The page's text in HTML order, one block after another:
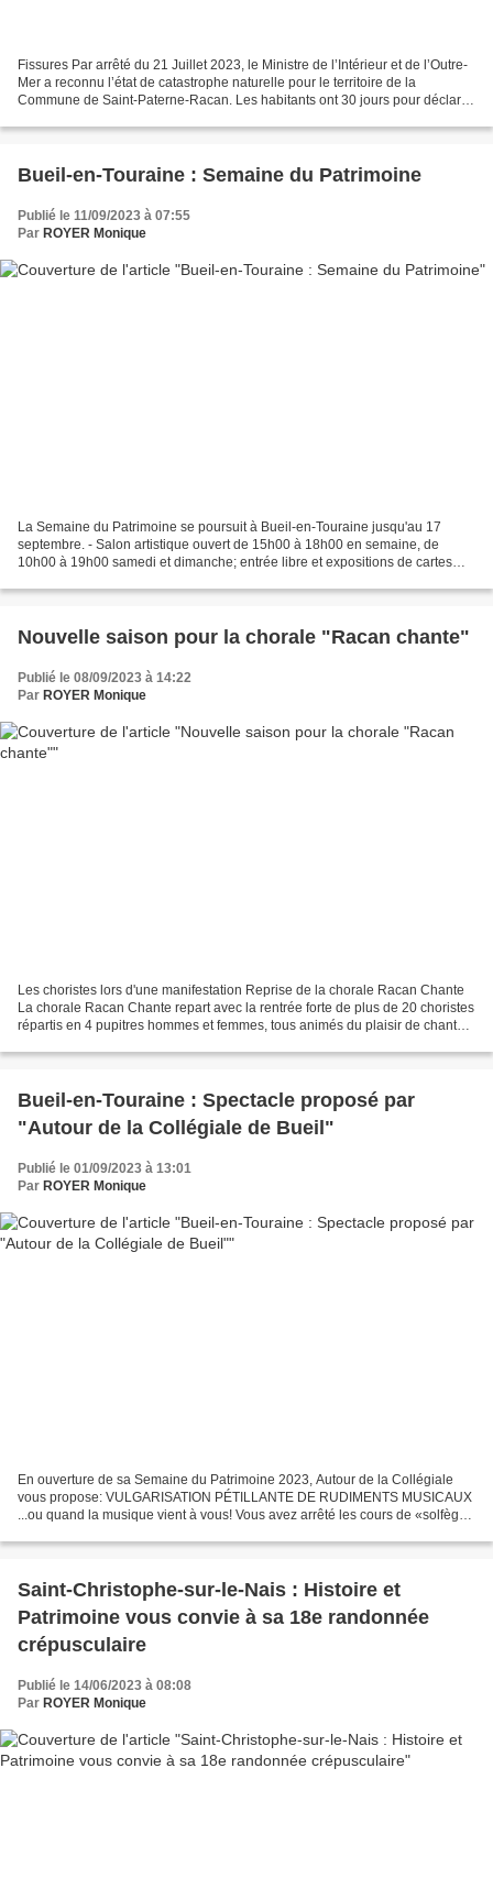
Fissures Par arrêté du 21 Juillet 2023, le Ministre de l’Intérieur et de l’Outre-
Mer a reconnu l’état de catastrophe naturelle pour le territoire de la
Commune de Saint-Paterne-Racan. Les habitants ont 30 jours pour déclarer
Bueil-en-Touraine : Semaine du Patrimoine
Publié le 11/09/2023 à 07:55
Par ROYER Monique
La Semaine du Patrimoine se poursuit à Bueil-en-Touraine jusqu'au 17
septembre. - Salon artistique ouvert de 15h00 à 18h00 en semaine, de
10h00 à 19h00 samedi et dimanche; entrée libre et expositions de cartes
Nouvelle saison pour la chorale "Racan chante"
Publié le 08/09/2023 à 14:22
Par ROYER Monique
Les choristes lors d'une manifestation Reprise de la chorale Racan Chante
La chorale Racan Chante repart avec la rentrée forte de plus de 20 choristes
répartis en 4 pupitres hommes et femmes, tous animés du plaisir de chanter
Bueil-en-Touraine : Spectacle proposé par
"Autour de la Collégiale de Bueil"
Publié le 01/09/2023 à 13:01
Par ROYER Monique
En ouverture de sa Semaine du Patrimoine 2023, Autour de la Collégiale
vous propose: VULGARISATION PÉTILLANTE DE RUDIMENTS MUSICAUX
...ou quand la musique vient à vous! Vous avez arrêté les cours de «solfège»
Saint-Christophe-sur-le-Nais : Histoire et
Patrimoine vous convie à sa 18e randonnée
crépusculaire
Publié le 14/06/2023 à 08:08
Par ROYER Monique